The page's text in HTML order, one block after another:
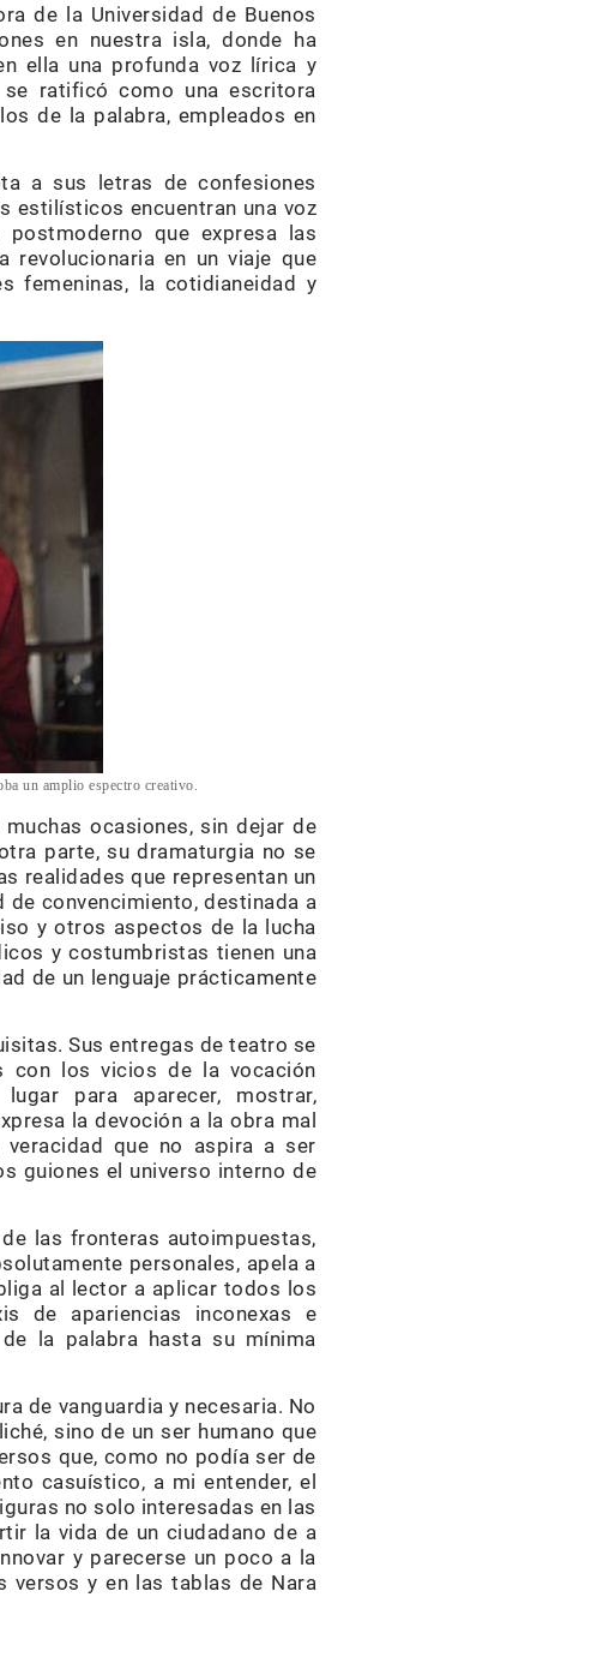
de la Universidad de Buenos
en nuestra isla, donde ha
ella una profunda voz lírica y
ratificó como una escritora
de la palabra, empleados en
a sus letras de confesiones
estilísticos encuentran una voz
que expresa las
revolucionaria en un viaje que
femeninas, la cotidianeidad y
un amplio espectro creativo.
ocasiones, sin dejar de
parte, su dramaturgia no se
realidades que representan un
convencimiento, destinada a
y otros aspectos de la lucha
y costumbristas tienen una
de un lenguaje prácticamente
Sus entregas de teatro se
con los vicios de la vocación
para aparecer, mostrar,
la devoción a la obra mal
que no aspira a ser
guiones el universo interno de
las fronteras autoimpuestas,
personales, apela a
al lector a aplicar todos los
de apariencias inconexas e
la palabra hasta su mínima
de vanguardia y necesaria. No
sino de un ser humano que
que, como no podía ser de
casuístico, a mi entender, el
no solo interesadas en las
la vida de un ciudadano de a
y parecerse un poco a la
versos y en las tablas de Nara